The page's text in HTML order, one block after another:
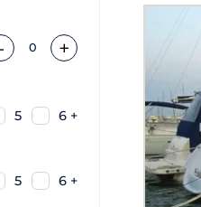
0 +
5 6 +
5 6 +